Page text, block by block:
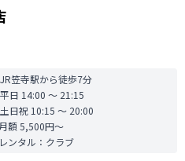
JR笠寺駅から徒歩7分
平日 14:00 〜 21:15
土日祝 10:15 〜 20:00
月額 5,500円〜
レンタル： クラブ